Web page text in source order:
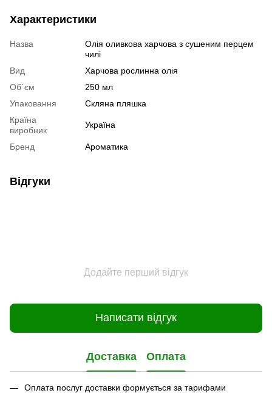
Характеристики
Назва
Олія оливкова харчова з сушеним перцем
чилі
Вид
Харчова рослинна олія
Об`єм
250 мл
Упаковання
Скляна пляшка
Країна
виробник
Україна
Бренд Ароматика
Відгуки
Додайте перший відгук
Написати відгук
Доставка Оплата
Оплата послуг доставки формується за тарифами